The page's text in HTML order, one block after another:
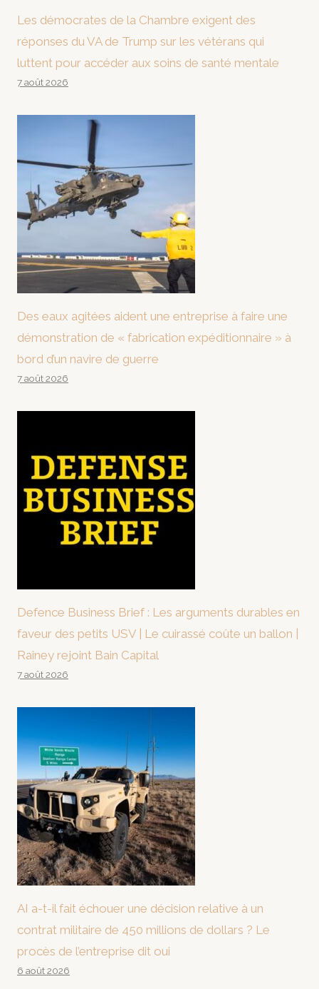
Les démocrates de la Chambre exigent des
réponses du VA de Trump sur les vétérans qui
luttent pour accéder aux soins de santé mentale
7 août 2026
Des eaux agitées aident une entreprise à faire une
démonstration de « fabrication expéditionnaire » à
bord d’un navire de guerre
7 août 2026
Defence Business Brief : Les arguments durables en
faveur des petits USV | Le cuirassé coûte un ballon |
Rainey rejoint Bain Capital
7 août 2026
AI a-t-il fait échouer une décision relative à un
contrat militaire de 450 millions de dollars ? Le
procès de l’entreprise dit oui
6 août 2026